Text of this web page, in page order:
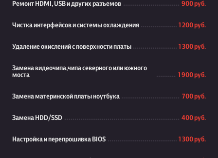
Ремонт HDMI, USB и других разъемов 900 руб.
Чистка интерфейсов и системы охлаждения 1 200 руб.
Удаление окислений с поверхности платы 1 300 руб.
Замена видеочипа,чипа северного или южного
моста
1 900 руб.
Замена материнской платы ноутбука 700 руб.
Замена HDD/SSD 400 руб.
Настройка и перепрошивка BIOS 1 300 руб.